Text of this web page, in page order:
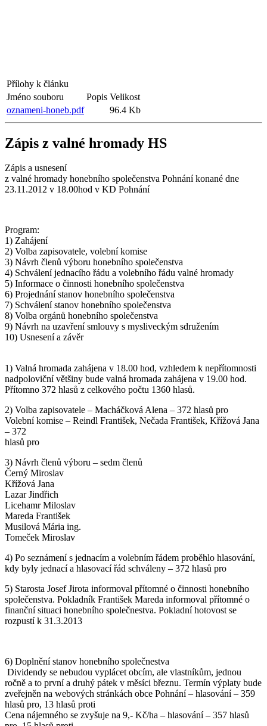
Přílohy k článku
Jméno souboru
Popis Velikost
oznameni-honeb.pdf
96.4 Kb
Zápis z valné hromady HS
Zápis a usnesení
z valné hromady honebního společenstva Pohnání konané dne
23.11.2012 v 18.00hod v KD Pohnání
Program:
1) Zahájení
2) Volba zapisovatele, volební komise
3) Návrh členů výboru honebního společenstva
4) Schválení jednacího řádu a volebního řádu valné hromady
5) Informace o činnosti honebního společenstva
6) Projednání stanov honebního společenstva
7) Schválení stanov honebního společenstva
8) Volba orgánů honebního společenstva
9) Návrh na uzavření smlouvy s mysliveckým sdružením
10) Usnesení a závěr
1) Valná hromada zahájena v 18.00 hod, vzhledem k nepřítomnosti
nadpoloviční většiny bude valná hromada zahájena v 19.00 hod.
Přítomno 372 hlasů z celkového počtu 1360 hlasů.
2) Volba zapisovatele – Macháčková Alena – 372 hlasů pro
Volební komise – Reindl František, Nečada František, Křížová Jana
– 372
hlasů pro
3) Návrh členů výboru – sedm členů
Černý Miroslav
Křížová Jana
Lazar Jindřich
Licehamr Miloslav
Mareda František
Musilová Mária ing.
Tomeček Miroslav
4) Po seznámení s jednacím a volebním řádem proběhlo hlasování,
kdy byly jednací a hlasovací řád schváleny – 372 hlasů pro
5) Starosta Josef Jirota informoval přítomné o činnosti honebního
společenstva. Pokladník František Mareda informoval přítomné o
finanční situaci honebního společnestva. Pokladní hotovost se
rozpustí k 31.3.2013
6) Doplnění stanov honebního společnestva
Dividendy se nebudou vyplácet obcím, ale vlastníkům, jednou
ročně a to první a druhý pátek v měsíci březnu. Termín výplaty bude
zveřejněn na webových stránkách obce Pohnání – hlasování – 359
hlasů pro, 13 hlasů proti
Cena nájemného se zvyšuje na 9,- Kč/ha – hlasování – 357 hlasů